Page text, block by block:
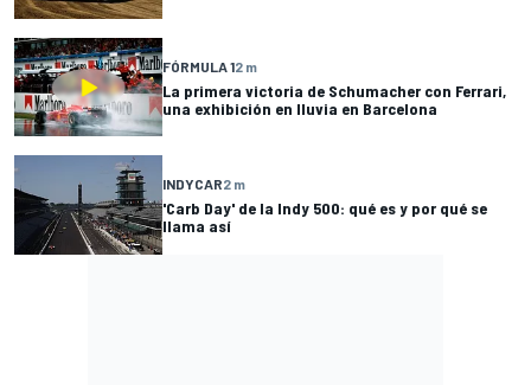
FÓRMULA 12 m
La primera victoria de Schumacher con Ferrari,
una exhibición en lluvia en Barcelona
INDYCAR2 m
'Carb Day' de la Indy 500: qué es y por qué se
llama así